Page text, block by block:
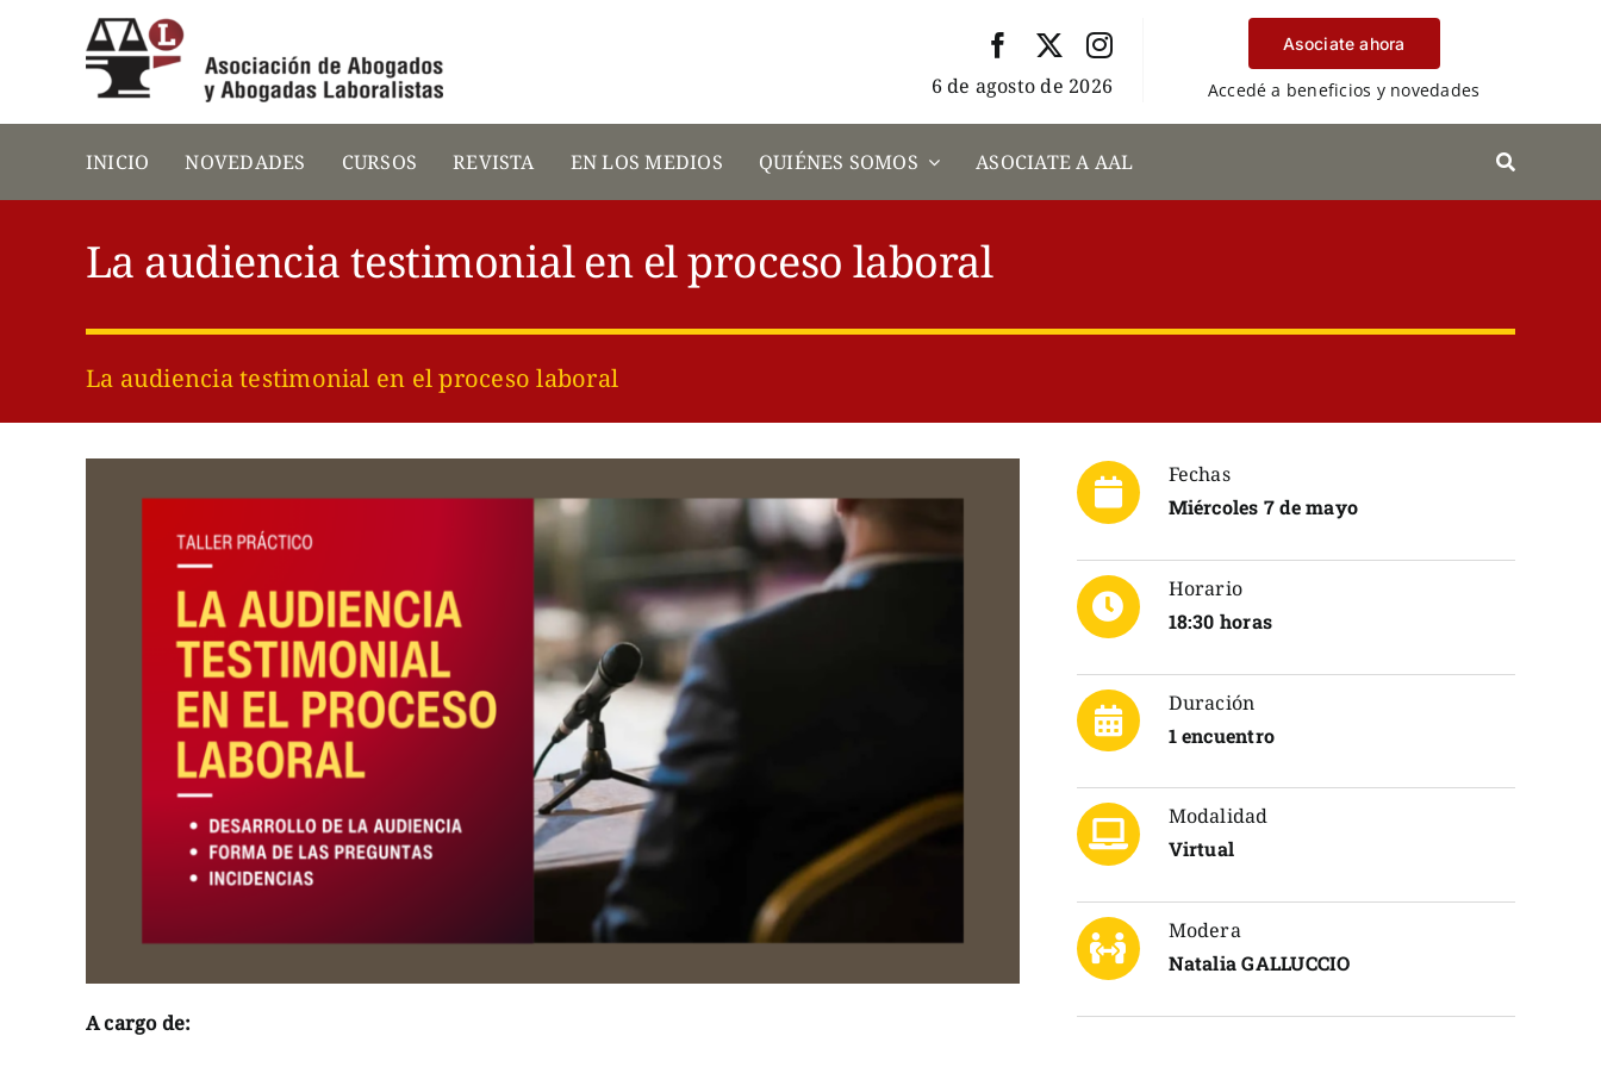
6 de agosto de 2026
Asociate ahora
Accedé a beneficios y novedades
INICIO NOVEDADES CURSOS REVISTA EN LOS MEDIOS QUIÉNES SOMOS ASOCIATE A AAL
La audiencia testimonial en el proceso laboral
La audiencia testimonial en el proceso laboral
A cargo de:
Fechas
Miércoles 7 de mayo
Horario
18:30 horas
Duración
1 encuentro
Modalidad
Virtual
Modera
Natalia GALLUCCIO